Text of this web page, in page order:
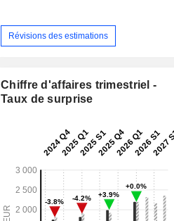
Révisions des estimations
Chiffre d'affaires trimestriel -
Taux de surprise